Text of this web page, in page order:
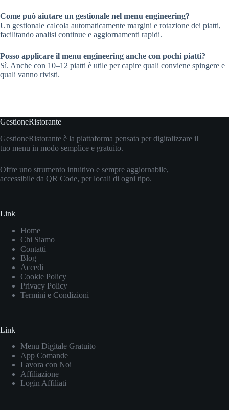
Come può aiutare un gestionale nel menu engineering?
Un gestionale calcola automaticamente margini e rotazione dei piatti,
facilitando analisi continue e aggiornamenti rapidi.
Posso applicare il menu engineering anche con pochi piatti?
Sì. Anche con 10–12 piatti è utile per capire quali conviene spingere e
quali vanno rivisti.
GestioneRistorante
GestioneRistorante è la piattaforma pensata per digitalizzare il
tuo menu in modo semplice e gratuito.
Offre uno strumento intuitivo e sempre aggiornabile,
accessibile da QR Code, per locali di ogni tipo.
Link
Home
Chi Siamo
Contatti
Blog
Accedi
Cookie Policy
Privacy Policy
Termini e Condizioni
Link
Menu Digitale Gratuito
App Comande
Lavora con Noi
Affiliazione
Login Affiliati